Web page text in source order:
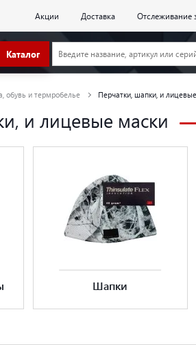
Акции Доставка Отслеживание
Каталог
обувь и термробелье Перчатки, шапки, и
и лицевые маски
Шапки